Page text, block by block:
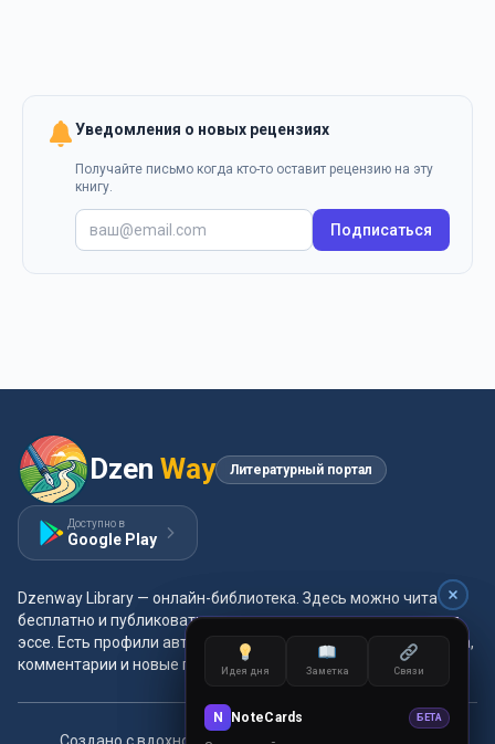
Уведомления о новых рецензиях
Получайте письмо когда кто-то оставит рецензию на эту
книгу.
Подписаться
Dzen Way Литературный портал
Доступно в
Google Play
Dzenway Library — онлайн-библиотека. Здесь можно читать
бесплатно и публиковать свои произведения: проза, поэзия,
эссе. Есть профили авторов, жанры и метки, удобная читалка,
комментарии и новые главы каждый день.
Идея дня Заметка Связи
N NoteCards БЕТА
Идея дня Заметка Связи
N NoteCards БЕТА